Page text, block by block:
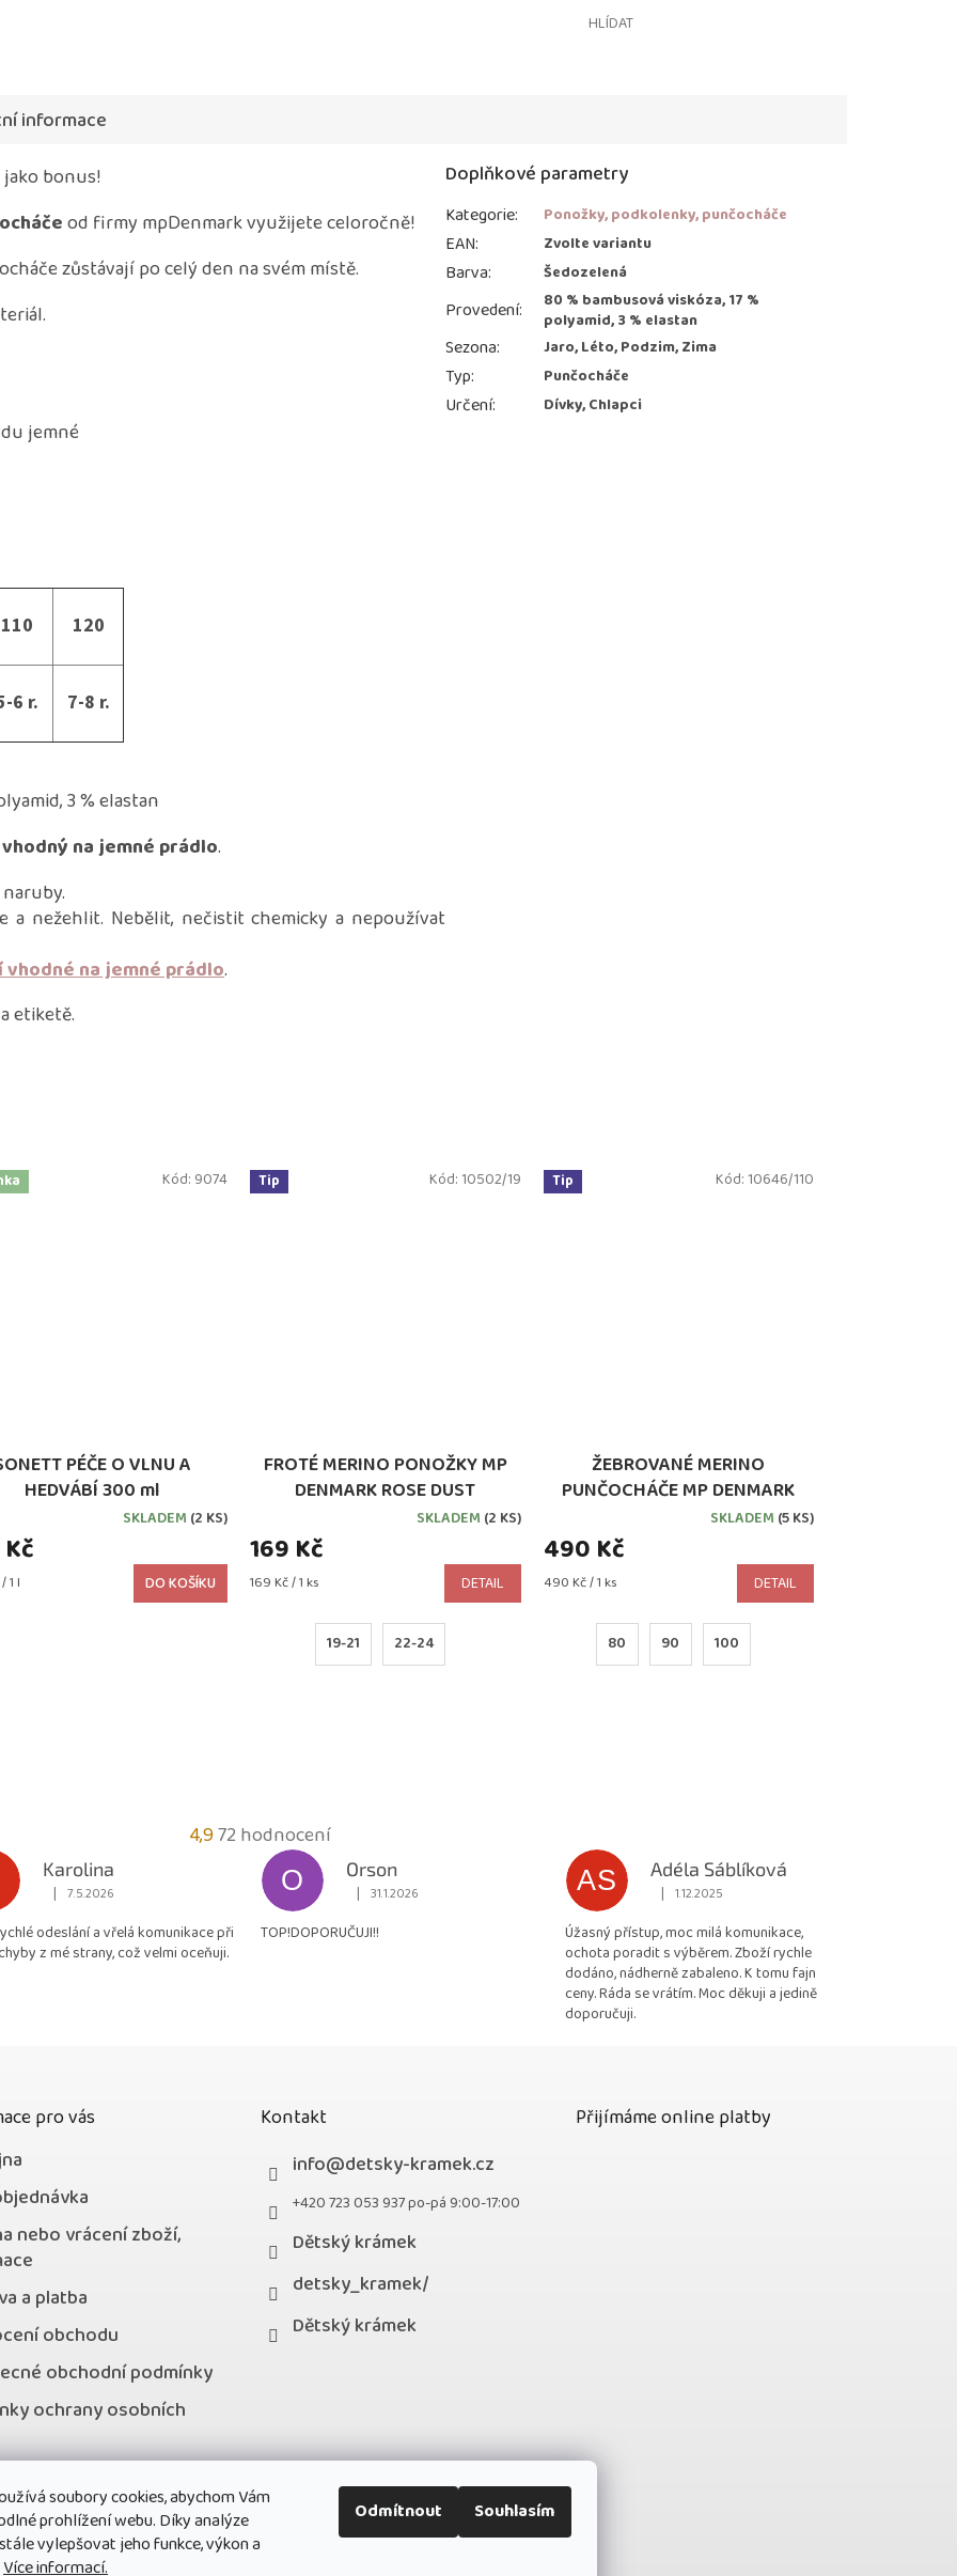
soubory cookies, abychom Vám
prohlížení webu. Díky analýze
vylepšovat jeho funkce, výkon a
Více informací.
Odmítnout Souhlasím
HLÍDAT
PÉČE O VLNU A
HEDVÁBÍ 300 ml
SKLADEM (2 KS)
1 l DO KOŠÍKU
Kód: 9074 Tip
FROTÉ MERINO PONOŽKY MP
DENMARK ROSE DUST
SKLADEM (2 KS)
169 Kč
Měrná
169 Kč / 1 ks DETAIL
19-21 22-24
Kód:10502/19 Tip
ŽEBROVANÉ MERINO
PUNČOCHÁČE MP DENMARK
DARK DENIM MELANGE
SKLADEM (5 KS)
490 Kč
Měrná
490 Kč / 1 ks DETAIL
80 90 100
Kód:10646/110
informace
jako bonus!
od firmy mpDenmark využijete celoročně!
zůstávají po celý den na svém místě.
jemné
110 120
6 r. 7-8 r.
3 % elastan
vhodný na jemné prádlo.
a nežehlit. Nebělit, nečistit chemicky a nepoužívat
vhodné na jemné prádlo.
etiketě.
Doplňkové parametry
Kategorie: Ponožky, podkolenky, punčocháče
EAN: Zvolte variantu
Barva: Šedozelená
Provedení:
80 % bambusová viskóza, 17 %
polyamid, 3 % elastan
Sezona: Jaro, Léto, Podzim, Zima
Typ: Punčocháče
Určení: Dívky, Chlapci
4,9Průměrné
hodnocení
obchodu
4,9
z
72 hodnocení
Karolina
Hodnocení obchodu je 5 z 5 hvězdiček.
| 7.5.2026
odeslání a vřelá komunikace při
z mé strany, což velmi oceňuji.
O
Orson
Hodnocení obchodu je 5 z 5 hvězdiček.
| 31.1.2026
TOP!DOPORUČUJI!!
AS
Adéla Sáblíková
Hodnocení obchodu je 5 z 5 hvězdiček.
| 1.12.2025
Úžasný přístup, moc milá komunikace,
ochota poradit s výběrem. Zboží rychle
dodáno, nádherně zabaleno. K tomu fajn
ceny. Ráda se vrátím. Moc děkuji a jedině
doporučuji.
pro vás
nebo vrácení zboží,
a platba
obchodu
obchodní podmínky
ochrany osobních
program
Kontakt
info@detsky-kramek.cz
+420 723 053 937 po-pá 9:00-17:00
Dětský krámek
detsky_kramek/
Dětský krámek
Přijímáme online platby